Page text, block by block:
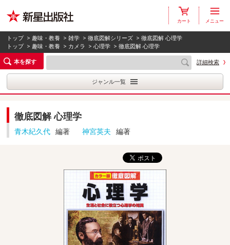
カート メニュー
トップ >趣味・教養 >雑学 >徹底図解シリーズ > 徹底図解 心理学
トップ >趣味・教養 > カメラ >心理学 > 徹底図解 心理学
本を探す
詳細検索
ジャンル一覧
徹底図解 心理学
青木紀久代 編著 神宮英夫 編著